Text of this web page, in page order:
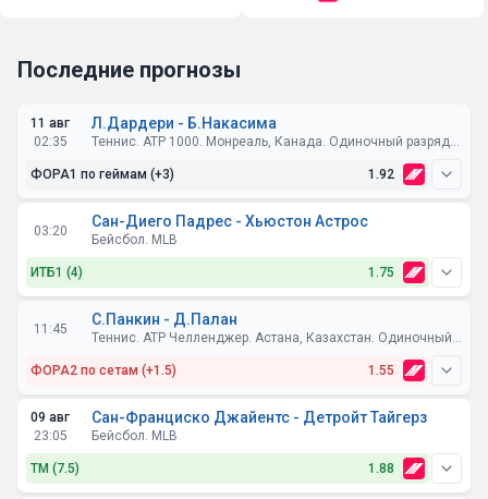
Последние прогнозы
11 авг
02:35
Л.Дардери - Б.Накасима
Теннис. ATP 1000. Монреаль, Канада. Одиночный разряд. 1/4 финала
ФОРА1 по геймам (+3) 1.92
03:20
Сан-Диего Падрес - Хьюстон Астрос
Бейсбол. MLB
ИТБ1 (4) 1.75
11:45
С.Панкин - Д.Палан
Теннис. ATP Челленджер. Астана, Казахстан. Одиночный разряд. 1/16 финала
ФОРА2 по сетам (+1.5) 1.55
09 авг
23:05
Сан-Франциско Джайентс - Детройт Тайгерз
Бейсбол. MLB
ТМ (7.5) 1.88